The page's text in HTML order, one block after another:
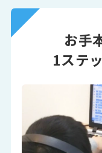
お手
1ステ